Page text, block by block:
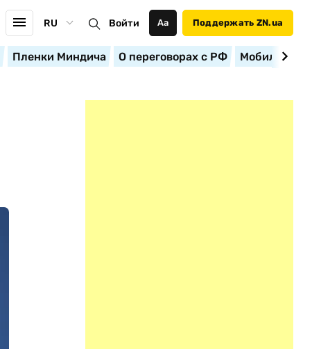
RU Войти Аа Поддержать ZN.ua
Пленки Миндича О переговорах с РФ